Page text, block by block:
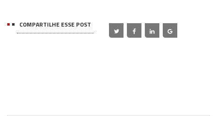
COMPARTILHE ESSE POST